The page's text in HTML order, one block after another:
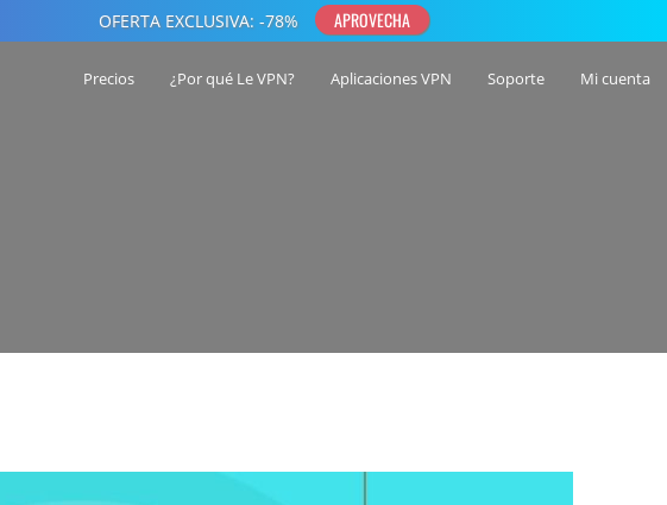
Precios ¿Por qué Le VPN? Aplicaciones VPN Soporte Mi cuenta